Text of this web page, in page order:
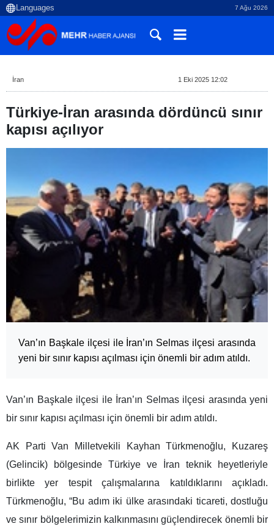
7 Ağu 2026
İran 1 Eki 2025 12:02
Türkiye-İran arasında dördüncü sınır
kapısı açılıyor
Van’ın Başkale ilçesi ile İran’ın Selmas ilçesi arasında
yeni bir sınır kapısı açılması için önemli bir adım atıldı.
Van’ın Başkale ilçesi ile İran’ın Selmas ilçesi arasında yeni
bir sınır kapısı açılması için önemli bir adım atıldı.
AK Parti Van Milletvekili Kayhan Türkmenoğlu, Kuzareş
(Gelincik) bölgesinde Türkiye ve İran teknik heyetleriyle
birlikte yer tespit çalışmalarına katıldıklarını açıkladı.
Türkmenoğlu, “Bu adım iki ülke arasındaki ticareti, dostluğu
ve sınır bölgelerimizin kalkınmasını güçlendirecek önemli bir